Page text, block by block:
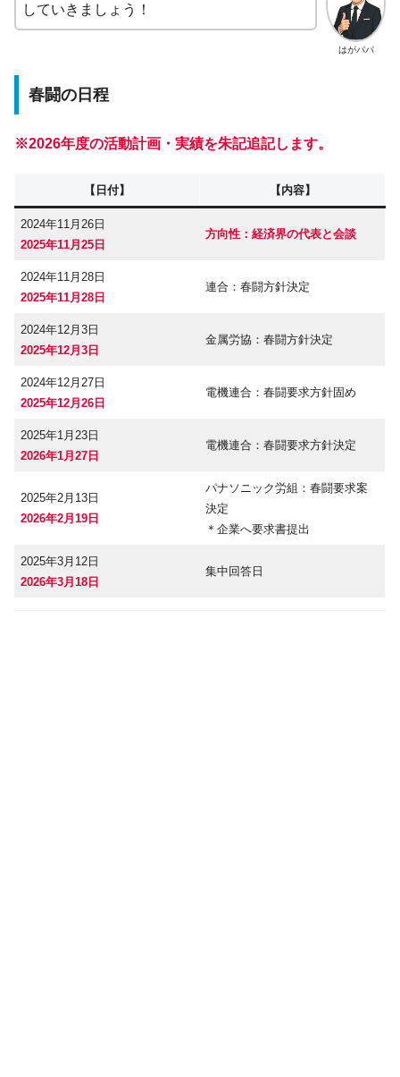
はがパパ
していきましょう！
春闘の日程
※2026年度の活動計画・実績を朱記追記します。
【日付】 【内容】
2024年11月26日
2025年11月25日
方向性：経済界の代表と会談
2024年11月28日
2025年11月28日
連合：春闘方針決定
2024年12月3日
2025年12月3日
金属労協：春闘方針決定
2024年12月27日
2025年12月26日
電機連合：春闘要求方針固め
2025年1月23日
2026年1月27日
電機連合：春闘要求方針決定
2025年2月13日
2026年2月19日
パナソニック労組：春闘要求案
決定
＊企業へ要求書提出
2025年3月12日
2026年3月18日
集中回答日